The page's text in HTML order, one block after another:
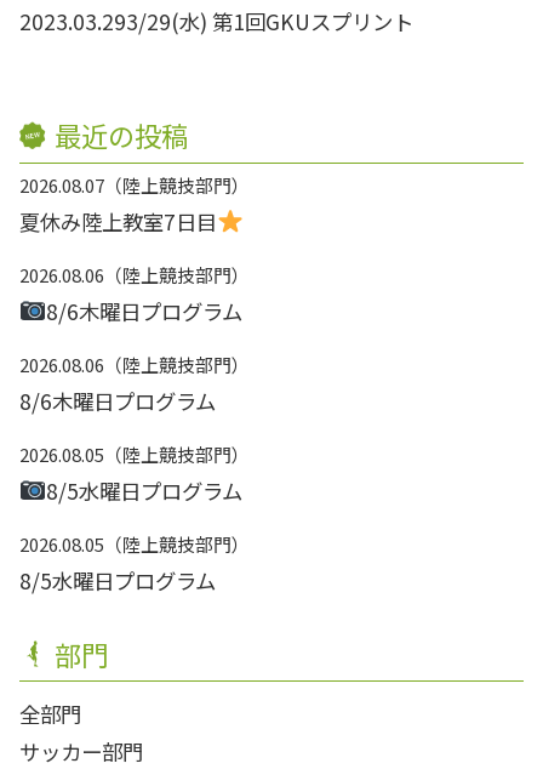
2023.03.293/29(水) 第1回GKUスプリント
最近の投稿
2026.08.07 陸上競技部門
夏休み陸上教室7日目
2026.08.06 陸上競技部門
8/6木曜日プログラム
2026.08.06 陸上競技部門
8/6木曜日プログラム
2026.08.05 陸上競技部門
8/5水曜日プログラム
2026.08.05 陸上競技部門
8/5水曜日プログラム
部門
全部門
サッカー部門